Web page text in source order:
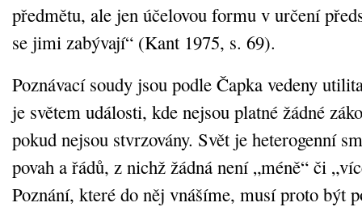
předmětu, ale jen účelovou formu v určení
se jimi zabývají“ (Kant 1975, s. 69).
Poznávací soudy jsou podle Čapka vedeny
je světem události, kde nejsou platné žádné
pokud nejsou stvrzovány. Svět je heterogenní
povah a řádů, z nichž žádná není „méně“ či
Poznání, které do něj vnášíme, musí proto být